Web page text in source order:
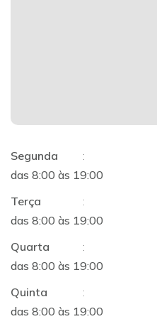
Segunda
:
das 8:00 às 19:00
Terça
:
das 8:00 às 19:00
Quarta
:
das 8:00 às 19:00
Quinta
:
das 8:00 às 19:00